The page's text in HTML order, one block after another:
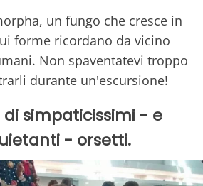
un fungo che cresce in
forme ricordano da vicino
Non spaventatevi troppo
durante un'escursione!
di simpaticissimi - e
- orsetti.